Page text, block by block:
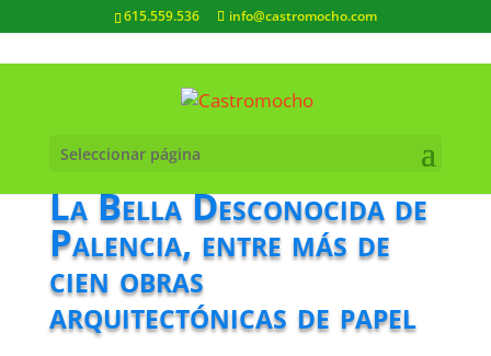
615.559.536 info@castromocho.com
Seleccionar página
La Bella Desconocida de
Palencia, entre más de
cien obras
arquitectónicas de papel